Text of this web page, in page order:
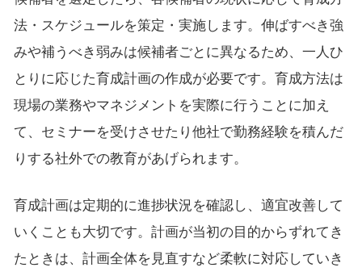
法・スケジュールを策定・実施します。伸ばすべき強
みや補うべき弱みは候補者ごとに異なるため、一人ひ
とりに応じた育成計画の作成が必要です。育成方法は
現場の業務やマネジメントを実際に行うことに加え
て、セミナーを受けさせたり他社で勤務経験を積んだ
りする社外での教育があげられます。
育成計画は定期的に進捗状況を確認し、適宜改善して
いくことも大切です。計画が当初の目的からずれてき
たときは、計画全体を見直すなど柔軟に対応していき